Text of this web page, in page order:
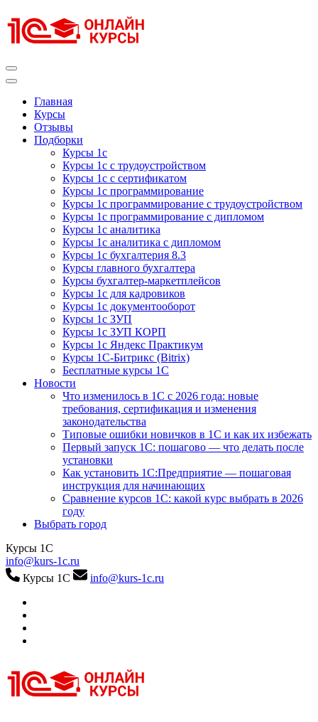
к
содержимому
Главная
Курсы
Отзывы
Подборки
Курсы 1с
Курсы 1с с трудоустройством
Курсы 1с с сертификатом
Курсы 1с программирование
Курсы 1с программирование с трудоустройством
Курсы 1с программирование с дипломом
Курсы 1с аналитика
Курсы 1с аналитика с дипломом
Курсы 1с бухгалтерия 8.3
Курсы главного бухгалтера
Курсы бухгалтер-маркетплейсов
Курсы 1с для кадровиков
Курсы 1с документооборот
Курсы 1с ЗУП
Курсы 1с ЗУП КОРП
Курсы 1с Яндекс Практикум
Курсы 1С-Битрикс (Bitrix)
Бесплатные курсы 1С
Новости
Что изменилось в 1С с 2026 года: новые
требования, сертификация и изменения
законодательства
Типовые ошибки новичков в 1С и как их избежать
Первый запуск 1С: пошагово — что делать после
установки
Как установить 1С:Предприятие — пошаговая
инструкция для начинающих
Сравнение курсов 1С: какой курс выбрать в 2026
году
Выбрать город
Курсы 1С
info@kurs-1c.ru
Курсы 1С
info@kurs-1c.ru